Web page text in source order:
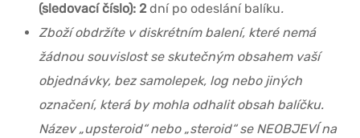
(sledovací číslo): 2dní po odeslání balíku.
Zboží obdržíte v diskrétním balení, které nemá
žádnou souvislost se skutečným obsahem vaší
objednávky, bez samolepek, log nebo jiných
označení, která by mohla odhalit obsah balíčku.
Název „upsteroid“ nebo „steroid“ se NEOBJEVÍ na